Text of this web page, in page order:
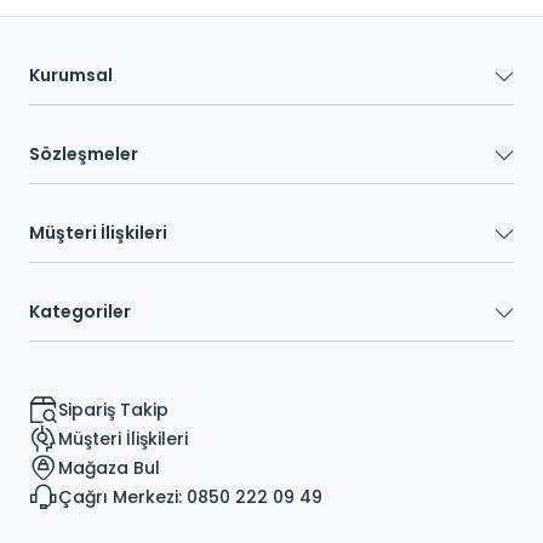
Kurumsal
Sözleşmeler
Müşteri İlişkileri
Kategoriler
Sipariş Takip
Müşteri İlişkileri
Mağaza Bul
Çağrı Merkezi: 0850 222 09 49